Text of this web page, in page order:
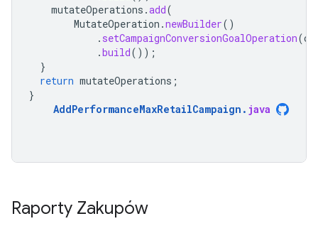
mutateOperations .add(
MutateOperation .newBuilder()
. setCampaignConversionGoalOperation(
.build());
}
return mutateOperations ;
}
AddPerformanceMaxRetailCampaign . java
Raporty Zakupów